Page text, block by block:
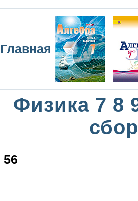
Главная
Физика 7 8
56